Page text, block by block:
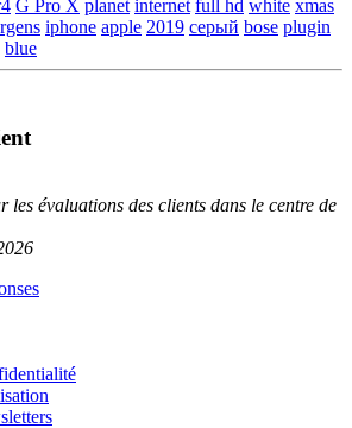
G Pro X planet internet full hd white xmas
iphone apple 2019 серый bose plugin
blue
les évaluations des clients dans le centre de